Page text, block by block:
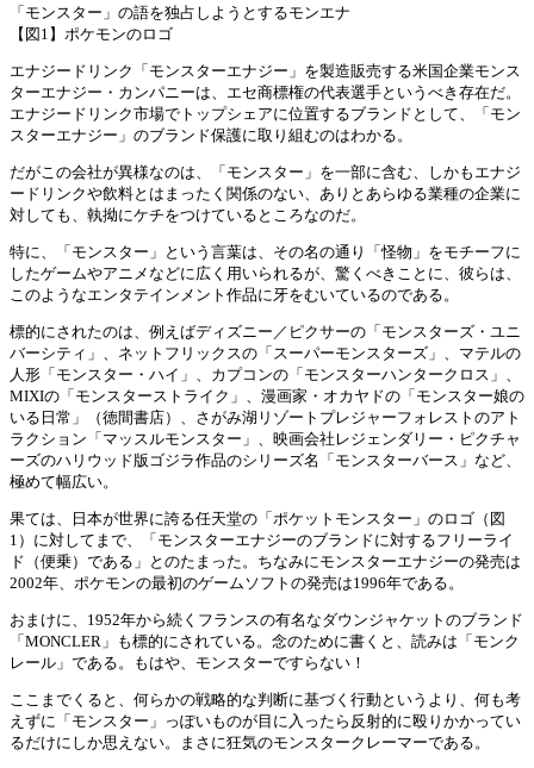
「モンスター」の語を独占しようとするモンエナ
【図1】ポケモンのロゴ
エナジードリンク「モンスターエナジー」を製造販売する米国企業モンス
ターエナジー・カンパニーは、エセ商標権の代表選手というべき存在だ。
エナジードリンク市場でトップシェアに位置するブランドとして、「モン
スターエナジー」のブランド保護に取り組むのはわかる。
だがこの会社が異様なのは、「モンスター」を一部に含む、しかもエナジ
ードリンクや飲料とはまったく関係のない、ありとあらゆる業種の企業に
対しても、執拗にケチをつけているところなのだ。
特に、「モンスター」という言葉は、その名の通り「怪物」をモチーフに
したゲームやアニメなどに広く用いられるが、驚くべきことに、彼らは、
このようなエンタテインメント作品に牙をむいているのである。
標的にされたのは、例えばディズニー／ピクサーの「モンスターズ・ユニ
バーシティ」、ネットフリックスの「スーパーモンスターズ」、マテルの
人形「モンスター・ハイ」、カプコンの「モンスターハンタークロス」、
MIXIの「モンスターストライク」、漫画家・オカヤドの「モンスター娘の
いる日常」（徳間書店）、さがみ湖リゾートプレジャーフォレストのアト
ラクション「マッスルモンスター」、映画会社レジェンダリー・ピクチャ
ーズのハリウッド版ゴジラ作品のシリーズ名「モンスターバース」など、
極めて幅広い。
果ては、日本が世界に誇る任天堂の「ポケットモンスター」のロゴ（図
1）に対してまで、「モンスターエナジーのブランドに対するフリーライ
ド（便乗）である」とのたまった。ちなみにモンスターエナジーの発売は
2002年、ポケモンの最初のゲームソフトの発売は1996年である。
おまけに、1952年から続くフランスの有名なダウンジャケットのブランド
「MONCLER」も標的にされている。念のために書くと、読みは「モンク
レール」である。もはや、モンスターですらない！
ここまでくると、何らかの戦略的な判断に基づく行動というより、何も考
えずに「モンスター」っぽいものが目に入ったら反射的に殴りかかってい
るだけにしか思えない。まさに狂気のモンスタークレーマーである。